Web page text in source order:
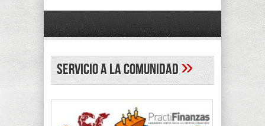
servicio a la comunidad»